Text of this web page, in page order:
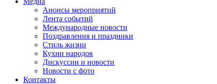
Анонсы мероприятий
Лента событий
Международные новости
Поздравления и праздники
Cтиль жизни
Кухни народов
Дискуссии и новости
Новости с фото
Контакты